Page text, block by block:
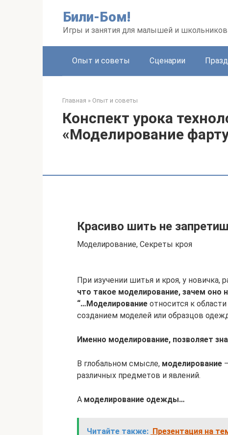
Били-Бом!
Игры и занятия для малышей и школьников
Опыт и советы Сценарии
Главная » Опыт и советы
Конспект урока
«Моделирование
Красиво шить не
Моделирование, Секреты кроя
При изучении шитья и кроя, у новичка,
что такое моделирование, зачем
“…Моделирование относится к
созданием моделей или образцов
Именно моделирование, позволяет
В глобальном смысле, моделирование
различных предметов и явлений.
А моделирование одежды…
Читайте также: Презентация на